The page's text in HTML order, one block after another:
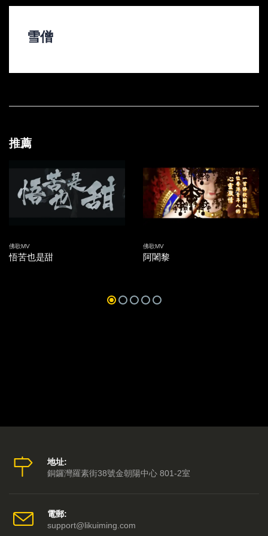
雪僧
推薦
佛歌MV
悟苦也是甜
佛歌MV
阿闍黎
地址:
銅鑼灣羅素街38號金朝陽中心 801-2室
電郵:
support@likuiming.com